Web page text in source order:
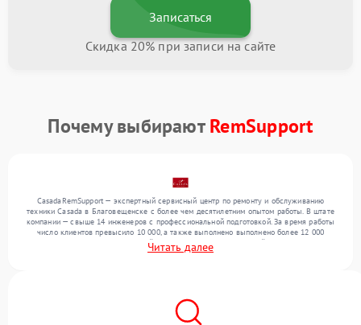
Записаться
Скидка 20% при записи на сайте
Почему выбираютRemSupport
CasadaRemSupport — экспертный сервисный центр по ремонту и обслуживанию
техники Casada в Благовещенске с более чем десятилетним опытом работы. В штате
компании — свыше 14 инженеров с профессиональной подготовкой. За время работы
число клиентов превысило 10 000, а также выполнено выполнено более 12 000
ремонтов. Ежемесячно в сервисный центр поступает от 300 устройств, включая , , . Мы
выполняем ремонт различного уровня сложности и поддерживаем высокий стандарт
Читать далее